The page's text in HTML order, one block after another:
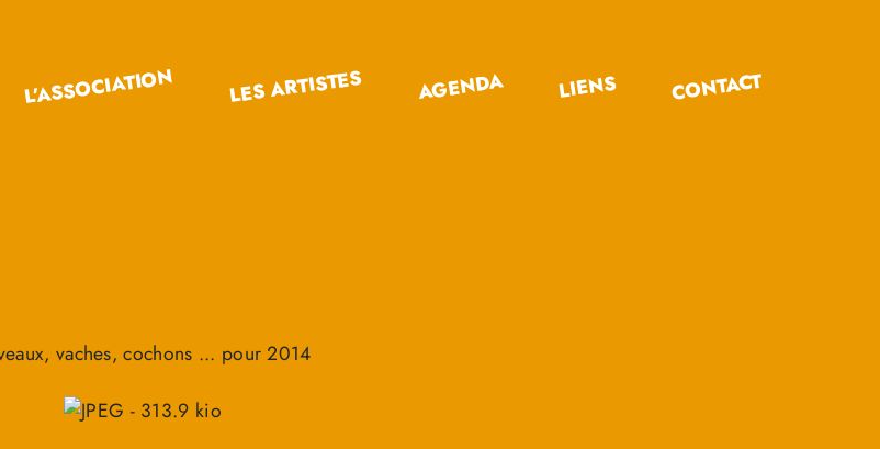
L’ASSOCIATION LES ARTISTES AGENDA LIENS CONTACT
vaches, cochons ... pour 2014